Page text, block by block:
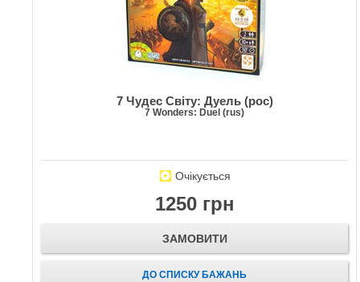
7 Чудес Світу: Дуель (рос)
7 Wonders: Duel (rus)
Очікується
1250 грн
ЗАМОВИТИ
ДО СПИСКУ БАЖАНЬ